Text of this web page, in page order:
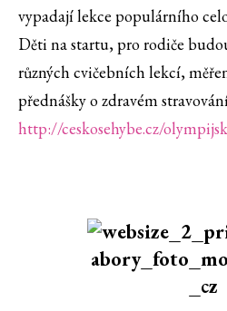
vypadají lekce populárního
Děti na startu, pro rodiče
různých cvičebních lekcí,
přednášky o zdravém
http://ceskosehybe.cz/